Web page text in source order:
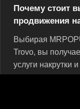
Почему стоит
продвижения
Выбирая
Trovo, вы
услуги накрутки
дополнительных